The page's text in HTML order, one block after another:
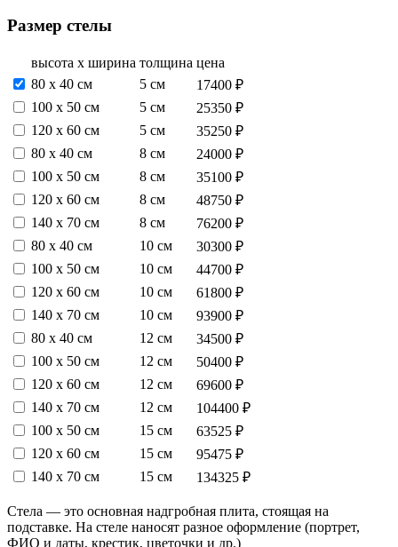
Размер стелы
высота х ширина толщина цена
80 х 40 см
5 см
17400 ₽
100 х 50 см
5 см
25350 ₽
120 х 60 см
5 см
35250 ₽
80 х 40 см
8 см
24000 ₽
100 х 50 см
8 см
35100 ₽
120 х 60 см
8 см
48750 ₽
140 х 70 см
8 см
76200 ₽
80 х 40 см
10 см
30300 ₽
100 х 50 см
10 см
44700 ₽
120 х 60 см
10 см
61800 ₽
140 х 70 см
10 см
93900 ₽
80 х 40 см
12 см
34500 ₽
100 х 50 см
12 см
50400 ₽
120 х 60 см
12 см
69600 ₽
140 х 70 см
12 см
104400 ₽
100 х 50 см
15 см
63525 ₽
120 х 60 см
15 см
95475 ₽
140 х 70 см
15 см 134325 ₽
Стела — это основная надгробная плита, стоящая на
подставке. На стеле наносят разное оформление (портрет,
ФИО и даты, крестик, цветочки и др.)